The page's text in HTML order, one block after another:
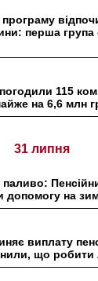
перша група
115
на 6,6 млн
31 липня
паливо:
допомогу на
виплату
що